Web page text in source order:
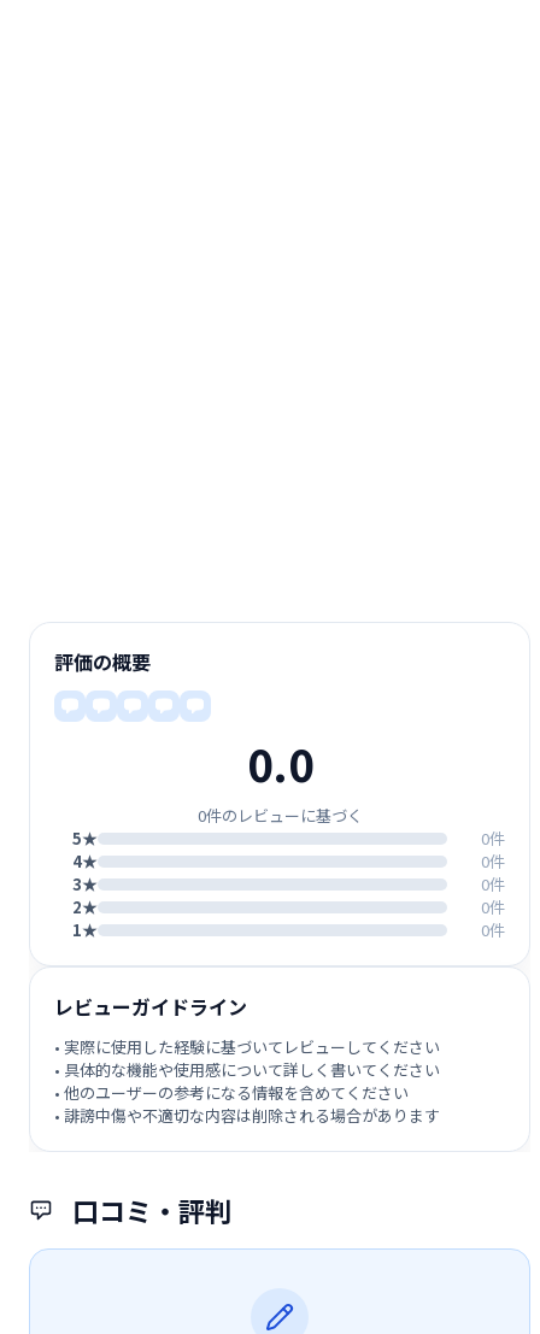
口コミ・評判
評価の概要
0.0
0件のレビューに基づく
5★
0件
4★
0件
3★
0件
2★
0件
1★
0件
レビューガイドライン
• 実際に使用した経験に基づいてレビューしてください
• 具体的な機能や使用感について詳しく書いてください
• 他のユーザーの参考になる情報を含めてください
• 誹謗中傷や不適切な内容は削除される場合があります